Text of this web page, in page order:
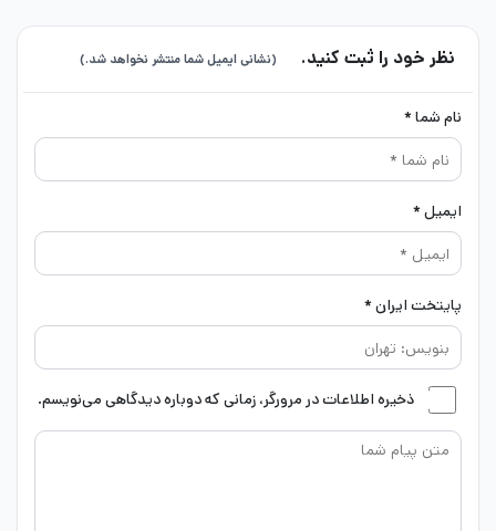
نظر خود را ثبت کنید. (نشانی ایمیل شما منتشر نخواهد شد.)
نام شما *
ایمیل *
پایتخت ایران *
ذخیره اطلاعات در مرورگر، زمانی که دوباره دیدگاهی می‌نویسم.